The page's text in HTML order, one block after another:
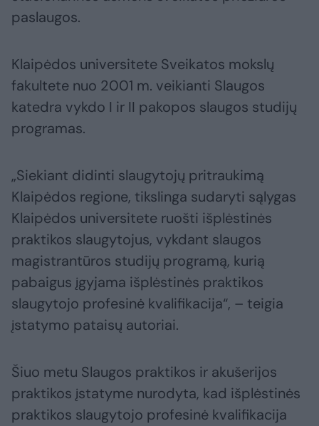
paslaugos.
Klaipėdos universitete Sveikatos mokslų
fakultete nuo 2001 m. veikianti Slaugos
katedra vykdo I ir II pakopos slaugos studijų
programas.
„Siekiant didinti slaugytojų pritraukimą
Klaipėdos regione, tikslinga sudaryti sąlygas
Klaipėdos universitete ruošti išplėstinės
praktikos slaugytojus, vykdant slaugos
magistrantūros studijų programą, kurią
pabaigus įgyjama išplėstinės praktikos
slaugytojo profesinė kvalifikacija“, – teigia
įstatymo pataisų autoriai.
Šiuo metu Slaugos praktikos ir akušerijos
praktikos įstatyme nurodyta, kad išplėstinės
praktikos slaugytojo profesinė kvalifikacija